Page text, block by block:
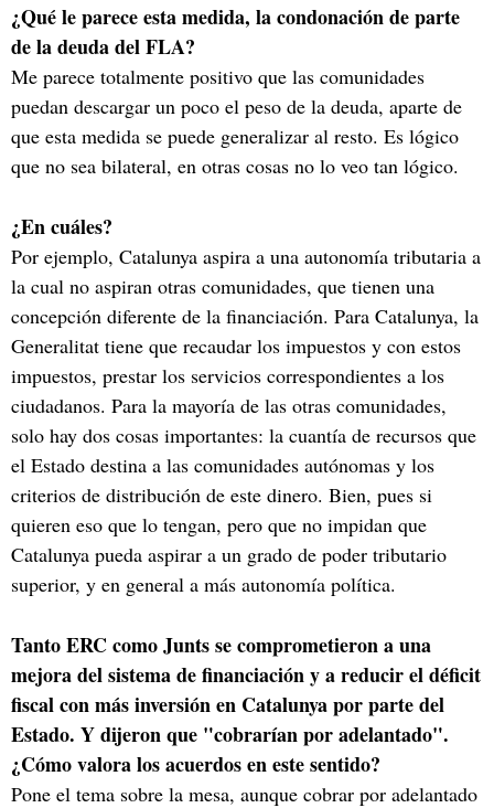
¿Qué le parece esta medida, la condonación de parte
de la deuda del FLA?
Me parece totalmente positivo que las comunidades
puedan descargar un poco el peso de la deuda, aparte de
que esta medida se puede generalizar al resto. Es lógico
que no sea bilateral, en otras cosas no lo veo tan lógico.
¿En cuáles?
Por ejemplo, Catalunya aspira a una autonomía tributaria a
la cual no aspiran otras comunidades, que tienen una
concepción diferente de la financiación. Para Catalunya, la
Generalitat tiene que recaudar los impuestos y con estos
impuestos, prestar los servicios correspondientes a los
ciudadanos. Para la mayoría de las otras comunidades,
solo hay dos cosas importantes: la cuantía de recursos que
el Estado destina a las comunidades autónomas y los
criterios de distribución de este dinero. Bien, pues si
quieren eso que lo tengan, pero que no impidan que
Catalunya pueda aspirar a un grado de poder tributario
superior, y en general a más autonomía política.
Tanto ERC como Junts se comprometieron a una
mejora del sistema de financiación y a reducir el déficit
fiscal con más inversión en Catalunya por parte del
Estado. Y dijeron que "cobrarían por adelantado".
¿Cómo valora los acuerdos en este sentido?
Pone el tema sobre la mesa, aunque cobrar por adelantado